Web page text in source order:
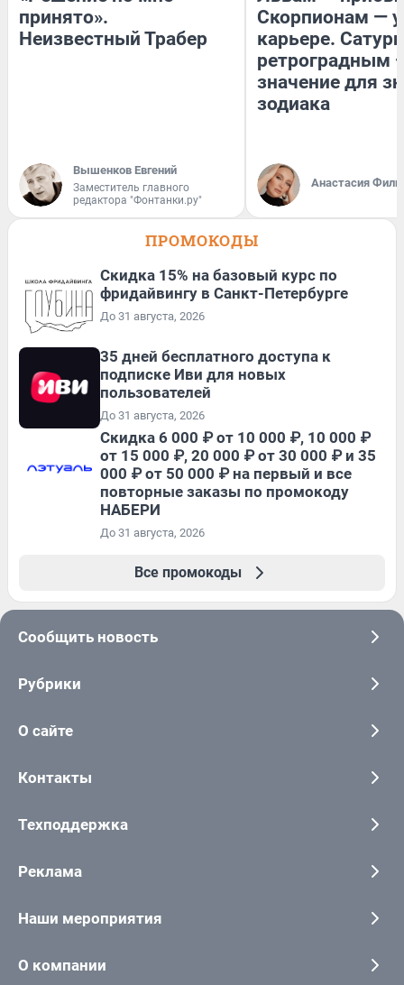
принято».
Неизвестный Трабер
Вышенков Евгений
Заместитель главного
редактора "Фонтанки.ру"
Скорпионам —
карьере.
ретроградным
значение для
зодиака
Анастасия
ПРОМОКОДЫ
Скидка 15% на базовый курс по
фридайвингу в Санкт-Петербурге
До 31 августа, 2026
35 дней бесплатного доступа к
подписке Иви для новых
пользователей
До 31 августа, 2026
Скидка 6 000 ₽ от 10 000 ₽, 10 000 ₽
от 15 000 ₽, 20 000 ₽ от 30 000 ₽ и 35
000 ₽ от 50 000 ₽ на первый и все
повторные заказы по промокоду
НАБЕРИ
До 31 августа, 2026
Все промокоды
Сообщить новость
Рубрики
О сайте
Контакты
Техподдержка
Реклама
Наши мероприятия
О компании